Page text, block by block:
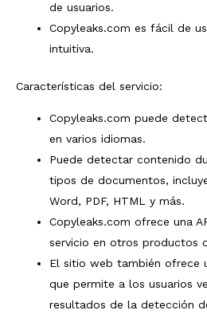
de usuarios.
Copyleaks.com es fácil de
intuitiva.
Características del servicio:
Copyleaks.com puede
en varios idiomas.
Puede detectar contenido
tipos de documentos,
Word, PDF, HTML y más.
Copyleaks.com ofrece una
servicio en otros productos
El sitio web también ofrece
que permite a los usuarios
resultados de la detección